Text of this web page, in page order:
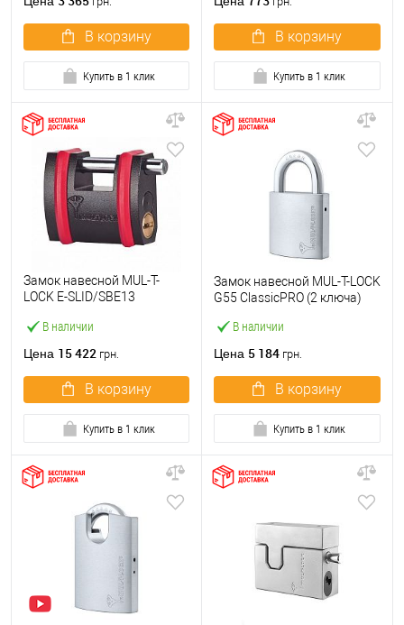
В корзину
Купить в 1 клик
В корзину
Купить в 1 клик
В наличии
Замок навесной MUL-T-
LOCK E-SLID/SBE13
Цена 15 422 грн.
В корзину
Купить в 1 клик
В наличии
Замок навесной MUL-T-LOCK
G55 ClassicPRO (2 ключа)
Цена 5 184 грн.
В корзину
Купить в 1 клик